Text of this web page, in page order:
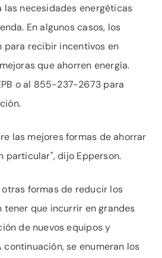
las necesidades energéticas
En algunos casos, los
recibir incentivos en
que ahorren energía.
o al 855-237-2673 para
las mejores formas de ahorrar
particular", dijo Epperson.
formas de reducir los
tener que incurrir en grandes
de nuevos equipos y
se enumeran los